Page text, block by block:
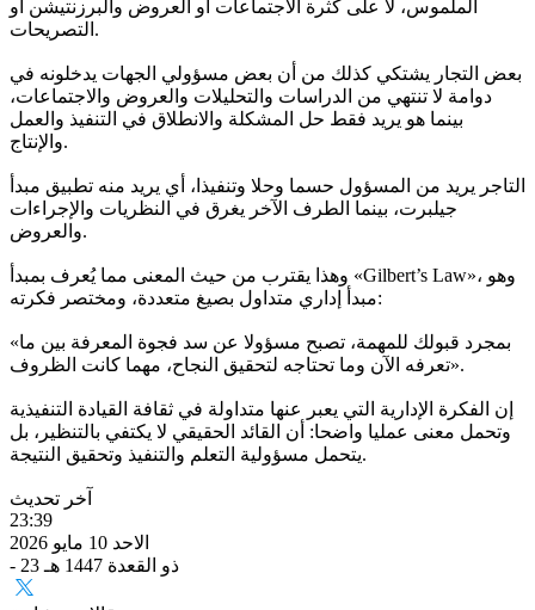
الملموس، لا على كثرة الاجتماعات أو العروض والبرزنتيشن أو
التصريحات.
بعض التجار يشتكي كذلك من أن بعض مسؤولي الجهات يدخلونه في
دوامة لا تنتهي من الدراسات والتحليلات والعروض والاجتماعات،
بينما هو يريد فقط حل المشكلة والانطلاق في التنفيذ والعمل
والإنتاج.
التاجر يريد من المسؤول حسما وحلا وتنفيذا، أي يريد منه تطبيق مبدأ
جيلبرت، بينما الطرف الآخر يغرق في النظريات والإجراءات
والعروض.
وهذا يقترب من حيث المعنى مما يُعرف بمبدأ «Gilbert’s Law»، وهو
مبدأ إداري متداول بصيغ متعددة، ومختصر فكرته:
«بمجرد قبولك للمهمة، تصبح مسؤولا عن سد فجوة المعرفة بين ما
تعرفه الآن وما تحتاجه لتحقيق النجاح، مهما كانت الظروف».
إن الفكرة الإدارية التي يعبر عنها متداولة في ثقافة القيادة التنفيذية
وتحمل معنى عمليا واضحا: أن القائد الحقيقي لا يكتفي بالتنظير، بل
يتحمل مسؤولية التعلم والتنفيذ وتحقيق النتيجة.
آخر تحديث
23:39
الاحد 10 مايو 2026
- 23 ذو القعدة 1447 هـ